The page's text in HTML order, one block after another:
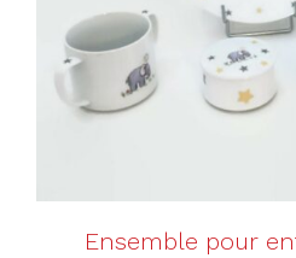
Ensemble pour